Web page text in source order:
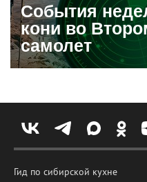
События
кони во
самолет
Гид по сибирской кухне